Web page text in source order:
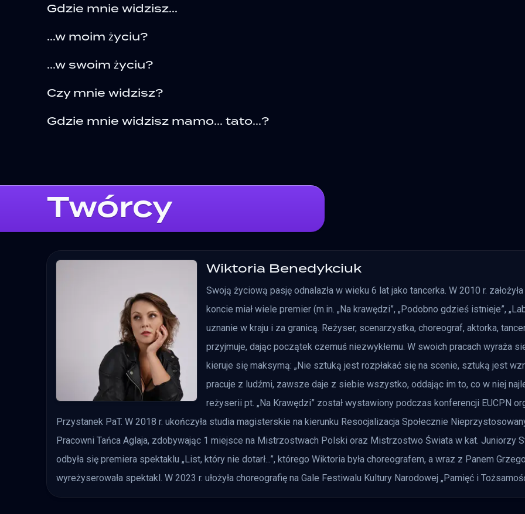
Gdzie mnie widzisz...
...w moim życiu?
...w swoim życiu?
Czy mnie widzisz?
Gdzie mnie widzisz mamo... tato...?
Twórcy
Wiktoria Benedykciuk
Swoją życiową pasję odnalazła w wieku 6 lat jako tancerka. W 2010 r.
koncie miał wiele premier (m.in. „Na krawędzi”, „Podobno gdzieś istnieje”,
uznanie w kraju i za granicą. Reżyser, scenarzystka, choreograf, aktorka,
przyjmuje, dając początek czemuś niezwykłemu. W swoich pracach wyraża
kieruje się maksymą: „Nie sztuką jest rozpłakać się na scenie, sztuką jest
pracuje z ludźmi, zawsze daje z siebie wszystko, oddając im to, co w niej
reżyserii pt. „Na Krawędzi” został wystawiony podczas konferencji EUCPN
Przystanek PaT. W 2018 r. ukończyła studia magisterskie na kierunku Resocjalizacja Społecznie
Pracowni Tańca Aglaja, zdobywając 1 miejsce na Mistrzostwach Polski oraz Mistrzostwo Świata w kat. Juniorzy
odbyła się premiera spektaklu „List, który nie dotarł...”, którego Wiktoria była choreografem, a wraz z Panem
wyreżyserowała spektakl. W 2023 r. ułożyła choreografię na Gale Festiwalu Kultury Narodowej „Pamięć i